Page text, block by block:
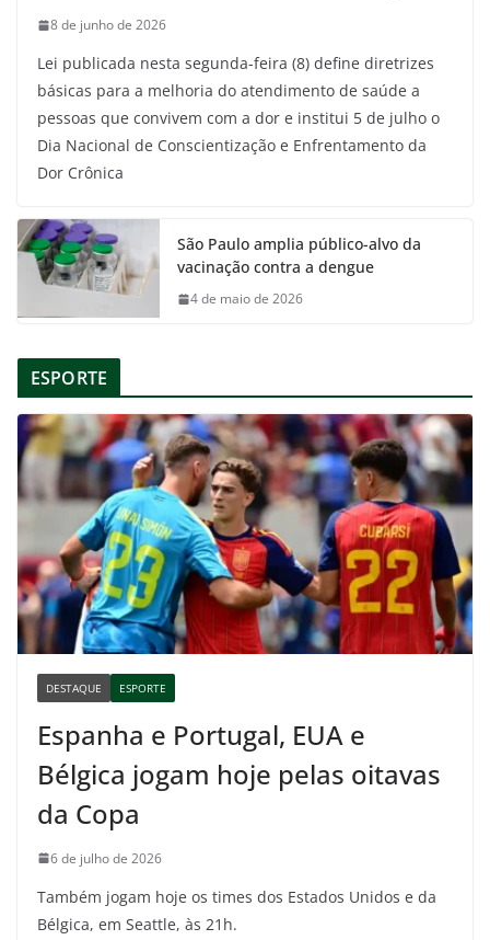
8 de junho de 2026
Lei publicada nesta segunda-feira (8) define diretrizes
básicas para a melhoria do atendimento de saúde a
pessoas que convivem com a dor e institui 5 de julho o
Dia Nacional de Conscientização e Enfrentamento da
Dor Crônica
São Paulo amplia público-alvo da
vacinação contra a dengue
4 de maio de 2026
ESPORTE
DESTAQUE ESPORTE
Espanha e Portugal, EUA e
Bélgica jogam hoje pelas oitavas
da Copa
6 de julho de 2026
Também jogam hoje os times dos Estados Unidos e da
Bélgica, em Seattle, às 21h.